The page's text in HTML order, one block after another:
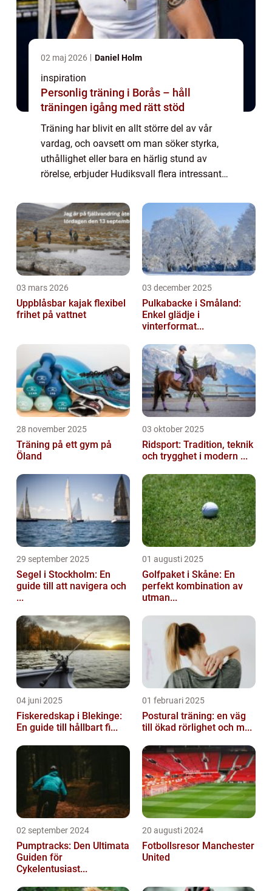
02 maj 2026 Daniel Holm
inspiration
Personlig träning i Borås – håll
träningen igång med rätt stöd
Träning har blivit en allt större del av vår
vardag, och oavsett om man söker styrka,
uthållighet eller bara en härlig stund av
rörelse, erbjuder Hudiksvall flera intressanta
03 mars 2026
Uppblåsbar kajak flexibel
frihet på vattnet
03 december 2025
Pulkabacke i Småland:
Enkel glädje i
vinterformat...
28 november 2025
Träning på ett gym på
Öland
03 oktober 2025
Ridsport: Tradition, teknik
och trygghet i modern ...
29 september 2025
Segel i Stockholm: En
guide till att navigera och
...
01 augusti 2025
Golfpaket i Skåne: En
perfekt kombination av
utman...
04 juni 2025
Fiskeredskap i Blekinge:
En guide till hållbart fi...
01 februari 2025
Postural träning: en väg
till ökad rörlighet och m...
02 september 2024
Pumptracks: Den Ultimata
Guiden för
Cykelentusiast...
20 augusti 2024
Fotbollsresor Manchester
United